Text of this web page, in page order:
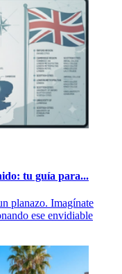
tu guía para...
planazo. Imagínate
ese envidiable